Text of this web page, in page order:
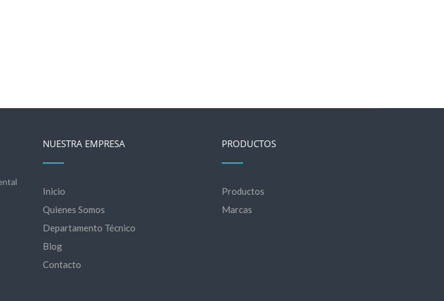
NUESTRA EMPRESA
Inicio
Quienes Somos
Departamento Técnico
Blog
Contacto
PRODUCTOS
Productos
Marcas